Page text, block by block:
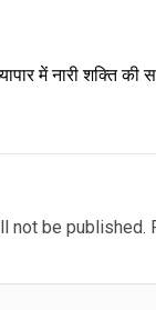
में नारी शक्ति की
not be published.